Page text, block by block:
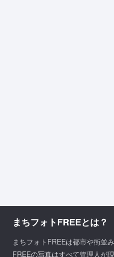
まちフォトFREEとは？
まちフォトFREEは都市や街並
FREEの写真はすべて管理人が